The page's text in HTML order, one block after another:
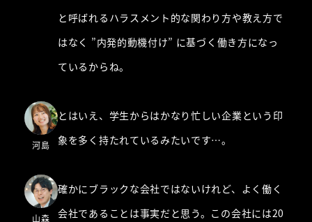
と呼ばれるハラスメント的な関わり方や教え方で
はなく ”内発的動機付け” に基づく働き方になっ
ているからね。
河島
とはいえ、学生からはかなり忙しい企業という印
象を多く持たれているみたいです…。
山森
確かにブラックな会社ではないけれど、よく働く
会社であることは事実だと思う。この会社には20